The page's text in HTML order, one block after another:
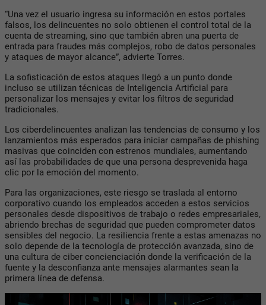
“Una vez el usuario ingresa su información en estos portales
falsos, los delincuentes no solo obtienen el control total de la
cuenta de streaming, sino que también abren una puerta de
entrada para fraudes más complejos, robo de datos personales
y ataques de mayor alcance”, advierte Torres.
La sofisticación de estos ataques llegó a un punto donde
incluso se utilizan técnicas de Inteligencia Artificial para
personalizar los mensajes y evitar los filtros de seguridad
tradicionales.
Los ciberdelincuentes analizan las tendencias de consumo y los
lanzamientos más esperados para iniciar campañas de phishing
masivas que coinciden con estrenos mundiales, aumentando
así las probabilidades de que una persona desprevenida haga
clic por la emoción del momento.
Para las organizaciones, este riesgo se traslada al entorno
corporativo cuando los empleados acceden a estos servicios
personales desde dispositivos de trabajo o redes empresariales,
abriendo brechas de seguridad que pueden comprometer datos
sensibles del negocio. La resiliencia frente a estas amenazas no
solo depende de la tecnología de protección avanzada, sino de
una cultura de ciber concienciación donde la verificación de la
fuente y la desconfianza ante mensajes alarmantes sean la
primera línea de defensa.